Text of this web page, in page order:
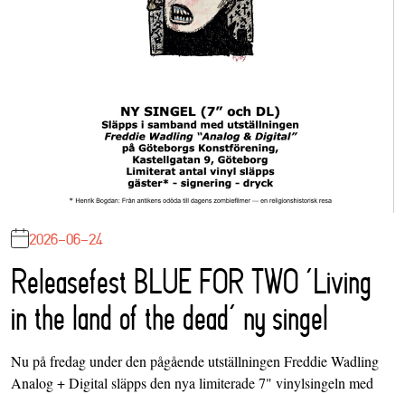
2026-06-24
Releasefest BLUE FOR TWO ‘Living
in the land of the dead’ ny singel
Nu på fredag under den pågående utställningen Freddie Wadling
Analog + Digital släpps den nya limiterade 7" vinylsingeln med